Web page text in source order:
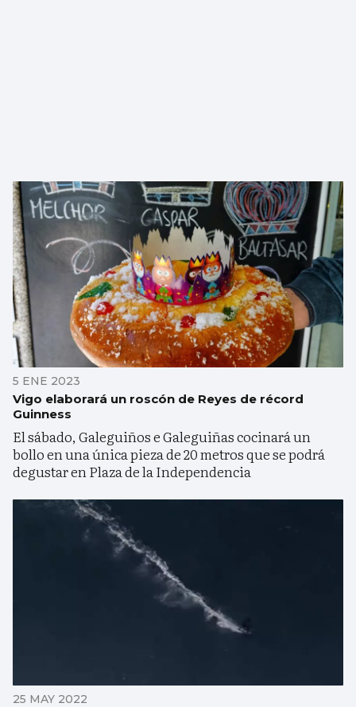
5 ENE 2023
Vigo elaborará un roscón de Reyes de récord
Guinness
El sábado, Galeguiños e Galeguiñas cocinará un
bollo en una única pieza de 20 metros que se podrá
degustar en Plaza de la Independencia
25 MAY 2022